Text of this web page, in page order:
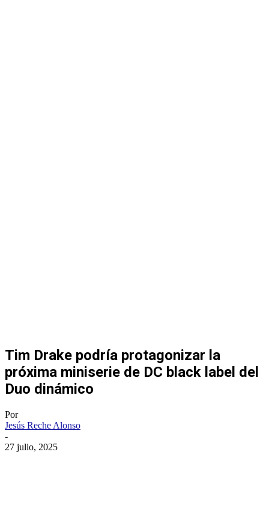
Tim Drake podría protagonizar la
próxima miniserie de DC black label del
Duo dinámico
Por
Jesús Reche Alonso
-
27 julio, 2025